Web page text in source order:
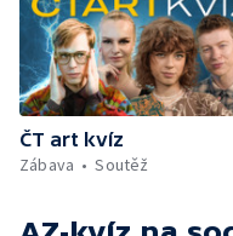
ČT art kvíz
Zábava
Soutěž